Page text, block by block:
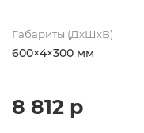
Габариты (ДхШхВ)
600×4×300 мм
8 812 р